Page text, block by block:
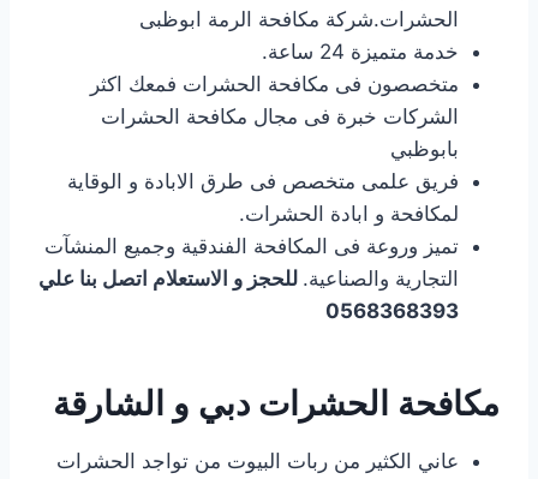
الحشرات.شركة مكافحة الرمة ابوظبى
خدمة متميزة 24 ساعة.
متخصصون فى مكافحة الحشرات فمعك اكثر
الشركات خبرة فى مجال مكافحة الحشرات
بابوظبي
فريق علمى متخصص فى طرق الابادة و الوقاية
لمكافحة و ابادة الحشرات.
تميز وروعة فى المكافحة الفندقية وجميع المنشآت
التجارية والصناعية. للحجز و الاستعلام اتصل بنا علي
0568368393
مكافحة الحشرات دبي و الشارقة
عاني الكثير من ربات البيوت من تواجد الحشرات